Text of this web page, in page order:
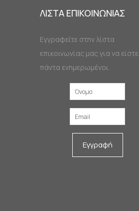
ΛΙΣΤΑ ΕΠΙΚΟΙΝΩΝΙΑΣ
Εγγραφείτε στην λίστα
επικοινωνίας μας για να είστε
πάντα ενημερωμένοι.
Εγγραφή